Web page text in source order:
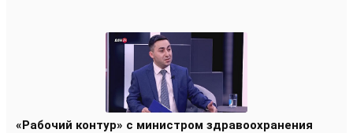
«Рабочий контур» с министром здравоохранения